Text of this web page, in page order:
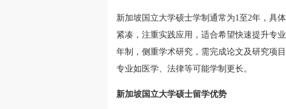
新加坡国立大学硕士学制通常为1至2年，具
紧凑，注重实践应用，适合希望快速提升专
年制，侧重学术研究，需完成论文及研究项
专业如医学、法律等可能学制更长。
新加坡国立大学硕士留学优势